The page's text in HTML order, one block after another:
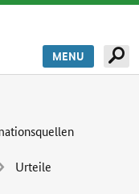
MENU
Urteile